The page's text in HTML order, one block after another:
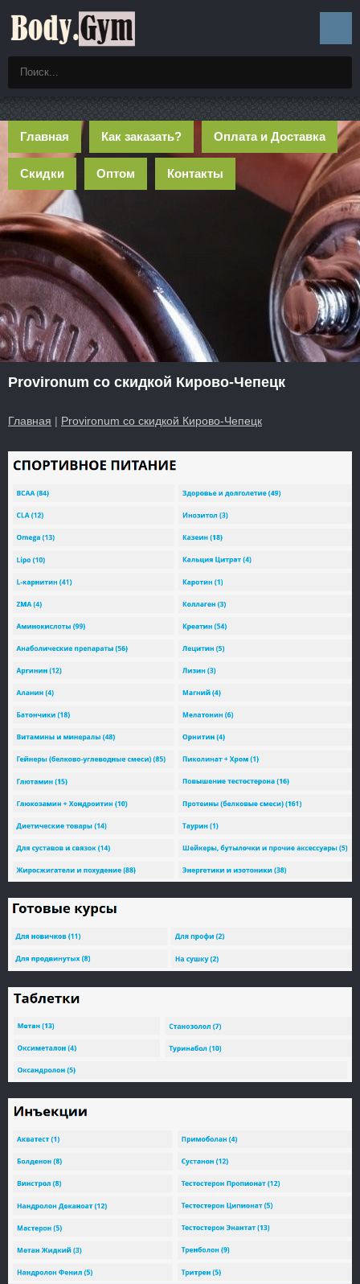
Главная Как заказать? Оплата и Доставка
Скидки Оптом Контакты
Provironum со скидкой Кирово-Чепецк
Главная | Provironum со скидкой Кирово-Чепецк